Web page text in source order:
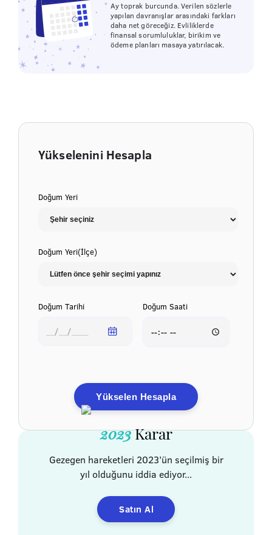
Ay toprak burcunda. Verilen sözlerle
yapılan davranışlar arasındaki farkları
daha net göreceğiz. Evliliklerde
finansal sorumluluklar, birikim ve
ödeme planları masaya yatırılacak.
Yükselenini Hesapla
Doğum Yeri
Doğum Yeri(İlçe)
Doğum Tarihi Doğum Saati
Yükselen Hesapla
2023Karar
Gezegen hareketleri 2023’ün seçilmiş bir
yıl olduğunu iddia ediyor...
Satın Al